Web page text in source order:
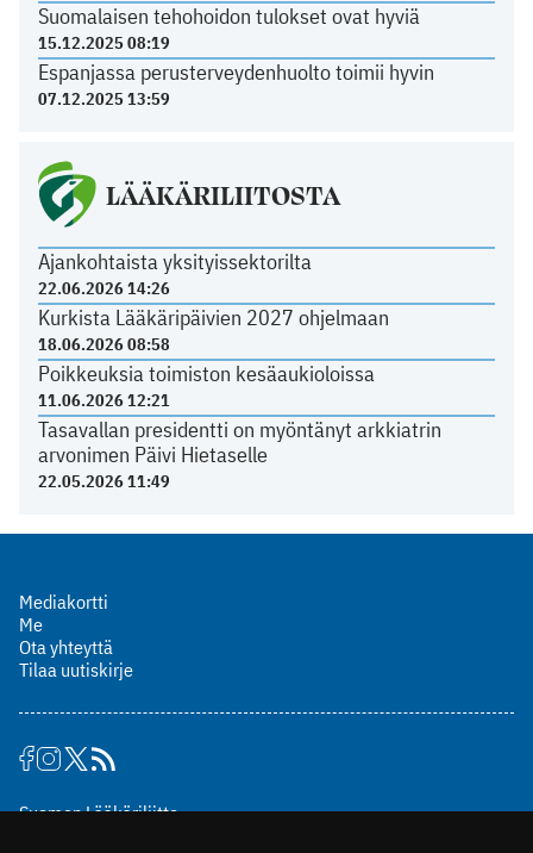
Suomalaisen tehohoidon tulokset ovat hyviä
15.12.2025 08:19
Espanjassa perusterveydenhuolto toimii hyvin
07.12.2025 13:59
LÄÄKÄRILIITOSTA
Ajankohtaista yksityissektorilta
22.06.2026 14:26
Kurkista Lääkäripäivien 2027 ohjelmaan
18.06.2026 08:58
Poikkeuksia toimiston kesäaukioloissa
11.06.2026 12:21
Tasavallan presidentti on myöntänyt arkkiatrin
arvonimen Päivi Hietaselle
22.05.2026 11:49
Mediakortti
Me
Ota yhteyttä
Tilaa uutiskirje
Suomen Lääkäriliitto